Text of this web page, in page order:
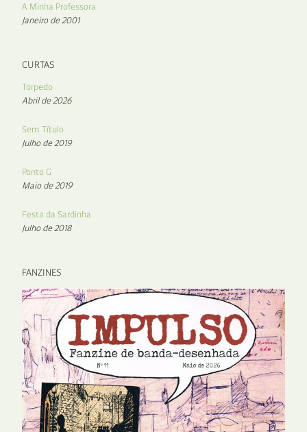
A Minha Professora
Janeiro de 2001
CURTAS
Torpedo
Abril de 2026
Sem Título
Julho de 2019
Ponto G
Maio de 2019
Festa da Sardinha
Julho de 2018
FANZINES